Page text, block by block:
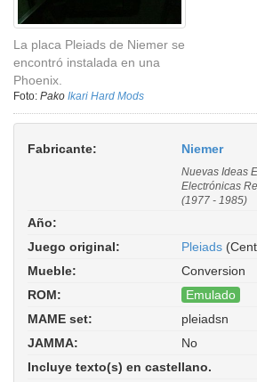
La placa Pleiads de Niemer se
encontró instalada en una
Phoenix.
Foto: Pako Ikari Hard Mods
Fabricante: Niemer
Nuevas Ideas
Electrónicas
(1977 - 1985)
Año:
Juego original:
Pleiads
Mueble:
Conversion
ROM:
Emulado
MAME set:
pleiadsn
pleiads. Driver:
JAMMA:
No
Incluye texto(s) en castellano.